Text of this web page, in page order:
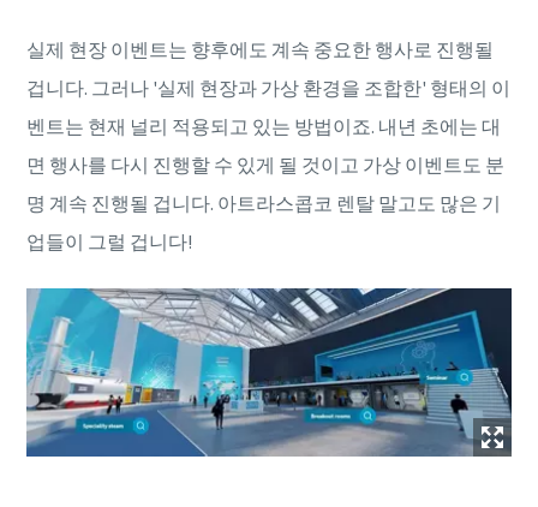
실제 현장 이벤트는 향후에도 계속 중요한 행사로 진행될
겁니다. 그러나 '실제 현장과 가상 환경을 조합한' 형태의 이
벤트는 현재 널리 적용되고 있는 방법이죠. 내년 초에는 대
면 행사를 다시 진행할 수 있게 될 것이고 가상 이벤트도 분
명 계속 진행될 겁니다. 아트라스콥코 렌탈 말고도 많은 기
업들이 그럴 겁니다!